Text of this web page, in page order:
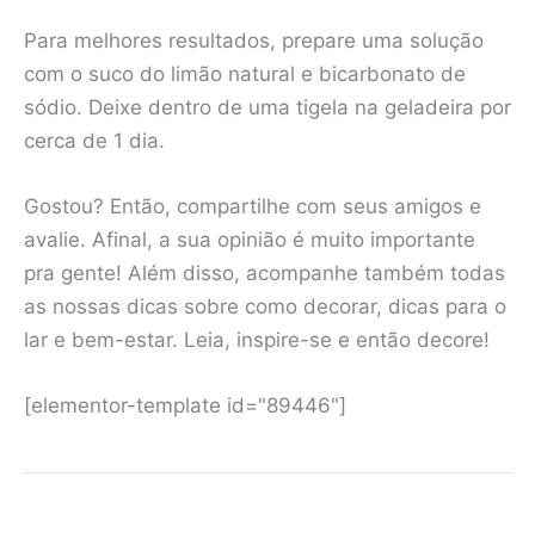
Para melhores resultados, prepare uma solução
com o suco do limão natural e bicarbonato de
sódio. Deixe dentro de uma tigela na geladeira por
cerca de 1 dia.
Gostou? Então, compartilhe com seus amigos e
avalie. Afinal, a sua opinião é muito importante
pra gente! Além disso, acompanhe também todas
as nossas dicas sobre como decorar, dicas para o
lar e bem-estar. Leia, inspire-se e então decore!
[elementor-template id="89446"]